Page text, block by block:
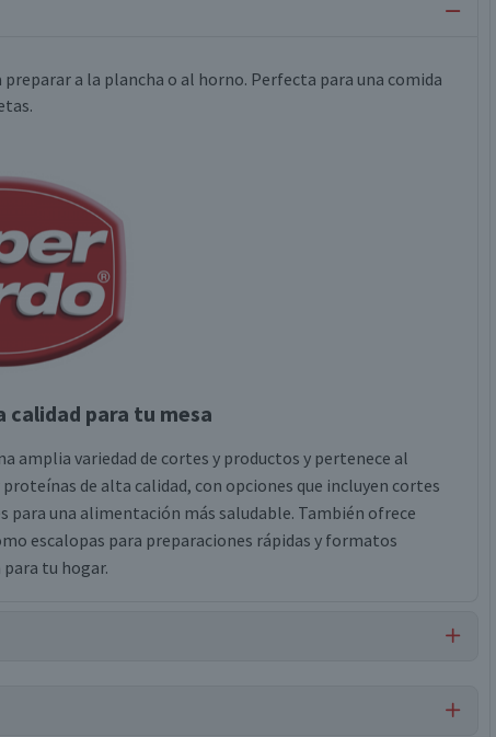
a la plancha o al horno. Perfecta para una comida
calidad para tu mesa
amplia variedad de cortes y productos y pertenece al
de alta calidad, con opciones que incluyen cortes
una alimentación más saludable. También ofrece
escalopas para preparaciones rápidas y formatos
tu hogar.